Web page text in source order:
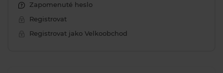
Zapomenuté heslo
Registrovat
Registrovat jako Velkoobchod